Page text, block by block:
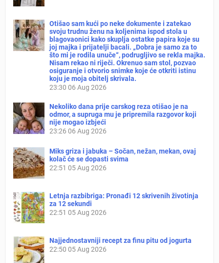
Otišao sam kući po neke dokumente i zatekao
svoju trudnu ženu na koljenima ispod stola u
blagovaonici kako skuplja ostatke papira koje su
joj majka i prijatelji bacali. „Dobra je samo za to
što mi je rodila unuče“, podrugljivo se rekla majka.
Nisam rekao ni riječi. Okrenuo sam stol, pozvao
osiguranje i otvorio snimke koje će otkriti istinu
koju je moja obitelj skrivala.
23:30 06 Aug 2026
Nekoliko dana prije carskog reza otišao je na
odmor, a supruga mu je pripremila razgovor koji
nije mogao izbjeći
23:26 06 Aug 2026
Miks griza i jabuka – Sočan, nežan, mekan, ovaj
kolač će se dopasti svima
22:51 05 Aug 2026
Letnja razbibriga: Pronađi 12 skrivenih životinja
za 12 sekundi
22:51 05 Aug 2026
Najjednostavniji recept za finu pitu od jogurta
22:50 05 Aug 2026